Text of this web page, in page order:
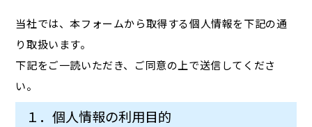
当社では、本フォームから取得する個人情報を下記の通
り取扱います。
下記をご一読いただき、ご同意の上で送信してくださ
い。
１．個人情報の利用目的